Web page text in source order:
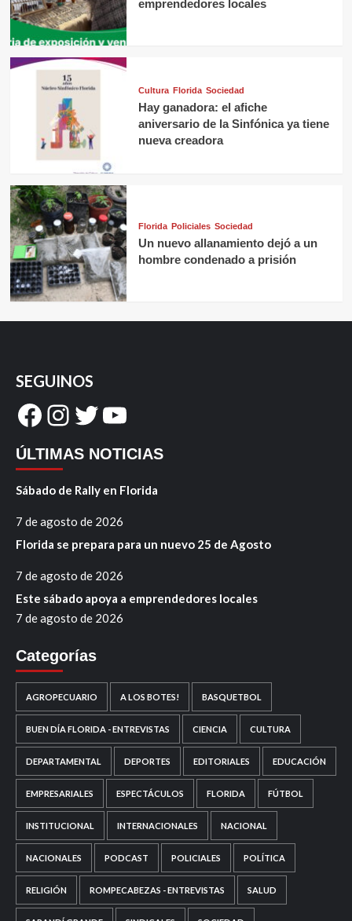
emprendedores locales
Cultura Florida Sociedad
Hay ganadora: el afiche
aniversario de la Sinfónica ya tiene
nueva creadora
Florida Policiales Sociedad
Un nuevo allanamiento dejó a un
hombre condenado a prisión
SEGUINOS
Facebook
Instagram
Twitter
YouTube
ÚLTIMAS NOTICIAS
Sábado de Rally en Florida
7 de agosto de 2026
Florida se prepara para un nuevo 25 de Agosto
7 de agosto de 2026
Este sábado apoya a emprendedores locales
7 de agosto de 2026
Categorías
AGROPECUARIO A LOS BOTES! BASQUETBOL
BUEN DÍA FLORIDA - ENTREVISTAS CIENCIA CULTURA
DEPARTAMENTAL DEPORTES EDITORIALES EDUCACIÓN
EMPRESARIALES ESPECTÁCULOS FLORIDA FÚTBOL
INSTITUCIONAL INTERNACIONALES NACIONAL
NACIONALES PODCAST POLICIALES POLÍTICA
RELIGIÓN ROMPECABEZAS - ENTREVISTAS SALUD